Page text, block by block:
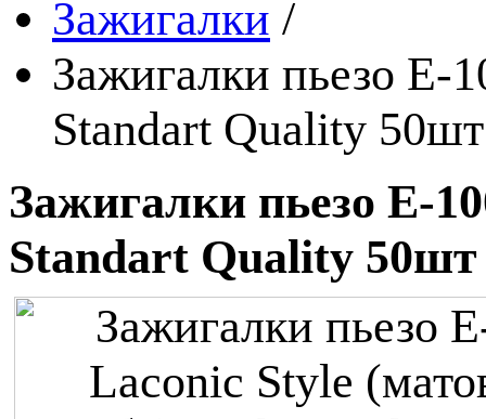
Зажигалки /
Зажигалки пьезо E-
Standart Quality 50шт
Зажигалки пьезо E-
Standart Quality 50шт